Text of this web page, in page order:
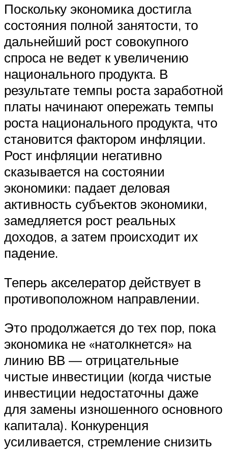
Поскольку экономика достигла
состояния полной занятости, то
дальнейший рост совокупного
спроса не ведет к увеличению
национального продукта. В
результате темпы роста заработной
платы начинают опережать темпы
роста национального продукта, что
становится фактором инфляции.
Рост инфляции негативно
сказывается на состоянии
экономики: падает деловая
активность субъектов экономики,
замедляется рост реальных
доходов, а затем происходит их
падение.
Теперь акселератор действует в
противоположном направлении.
Это продолжается до тех пор, пока
экономика не «натолкнется» на
линию ВВ — отрицательные
чистые инвестиции (когда чистые
инвестиции недостаточны даже
для замены изношенного основного
капитала). Конкуренция
усиливается, стремление снизить